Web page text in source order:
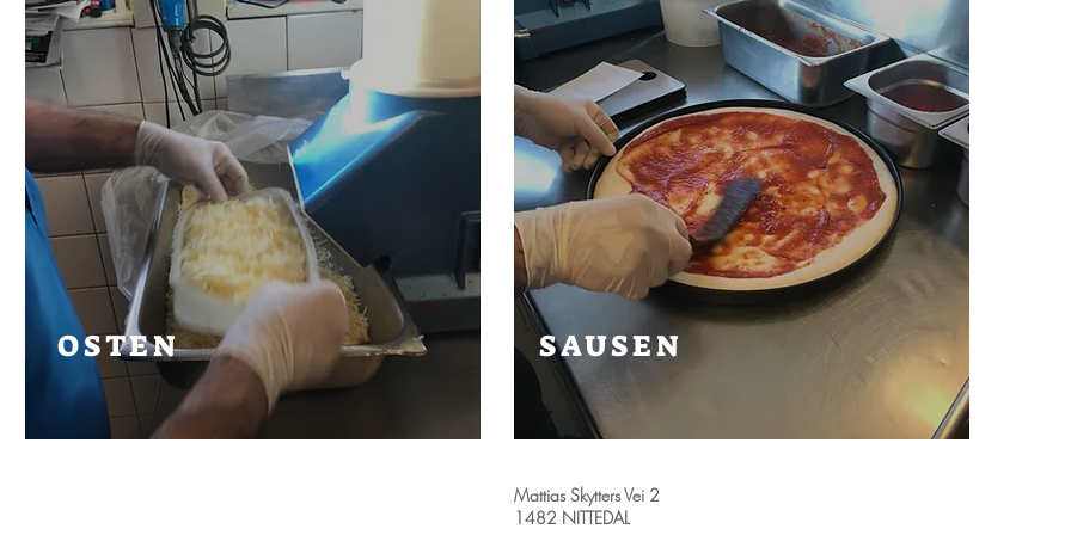
OSTEN SAUSEN
Mattias Skytters Vei 2
1482 NITTEDAL